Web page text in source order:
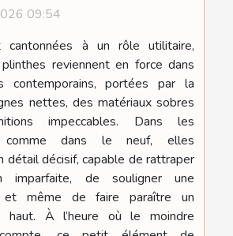
09:54
à un rôle utilitaire,
reviennent en force dans
contemporains, portées par la
nettes, des matériaux sobres
impeccables. Dans les
comme dans le neuf, elles
détail décisif, capable de rattraper
imparfaite, de souligner une
et même de faire paraître un
haut. À l’heure où le moindre